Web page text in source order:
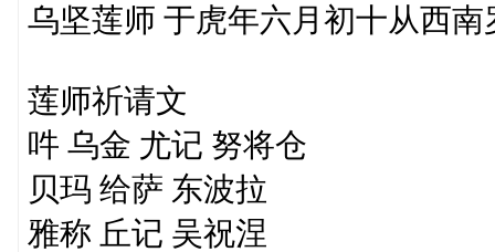
乌坚莲师 于虎年六月初十从西
莲师祈请文
吽 乌金 尤记 努将仓
贝玛 给萨 东波拉
雅称 丘记 吴祝涅